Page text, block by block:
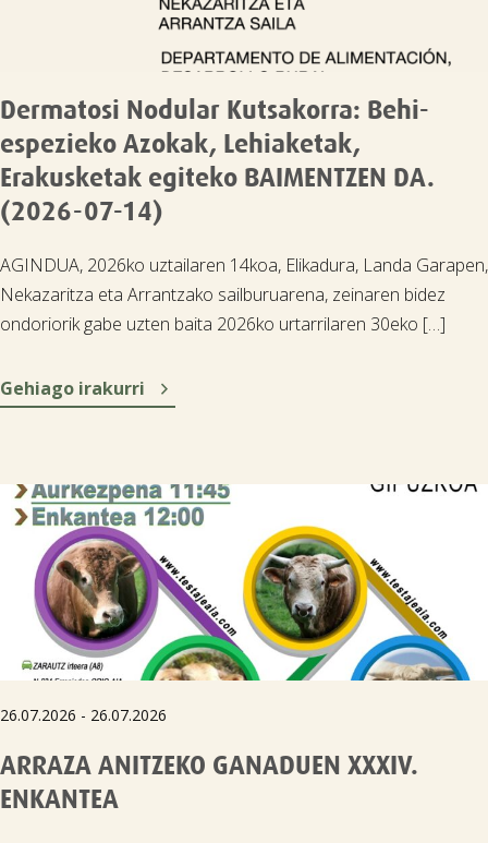
Dermatosi Nodular Kutsakorra: Behi-
espezieko Azokak, Lehiaketak,
Erakusketak egiteko BAIMENTZEN DA.
(2026-07-14)
AGINDUA, 2026ko uztailaren 14koa, Elikadura, Landa Garapen,
Nekazaritza eta Arrantzako sailburuarena, zeinaren bidez
ondoriorik gabe uzten baita 2026ko urtarrilaren 30eko […]
Gehiago irakurri 
26.07.2026 - 26.07.2026
ARRAZA ANITZEKO GANADUEN XXXIV.
ENKANTEA